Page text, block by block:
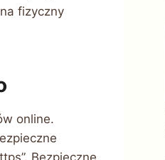
fizyczny
online.
Bezpieczne